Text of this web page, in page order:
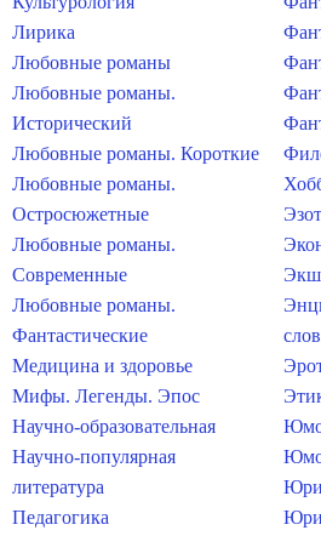
Лирика
Любовные романы
Любовные романы.
Исторический
Любовные романы. Короткие
Любовные романы.
Остросюжетные
Любовные романы.
Современные
Любовные романы.
Фантастические
Медицина и здоровье
Мифы. Легенды. Эпос
Научно-образовательная
Научно-популярная
литература
Педагогика